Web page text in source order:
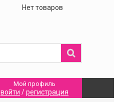
Нет товаров
Мой профиль
войти /регистрация